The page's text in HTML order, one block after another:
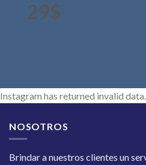
29$
Instagram has returned invalid data.
NOSOTROS
Brindar a nuestros clientes un